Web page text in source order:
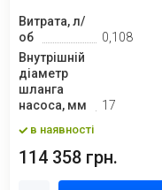
Витрата, л/
об
0,108
Внутрішній
діаметр
шланга
насоса, мм
17
в наявності
114 358 грн.